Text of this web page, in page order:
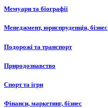
Мемуари та біографії
Менеджмент, юриспруденція, бізнес
Подорожі та транспорт
Природознавство
Спорт та ігри
Фінанси, маркетинг, бізнес